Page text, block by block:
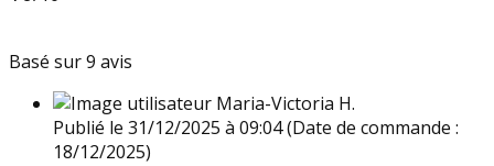
Basé sur 9 avis
Maria-Victoria H.
Publié le 31/12/2025 à 09:04(Date de commande :
18/12/2025)